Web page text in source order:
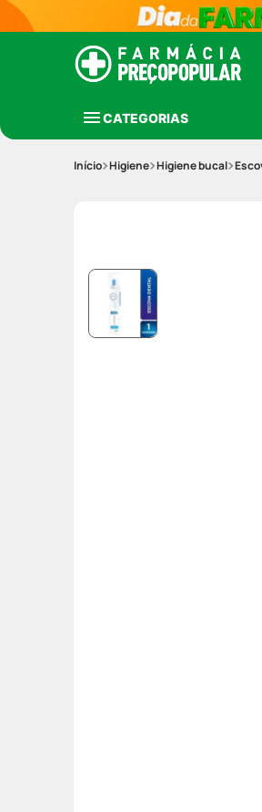
CATEGORIAS
Higiene Higiene bucal